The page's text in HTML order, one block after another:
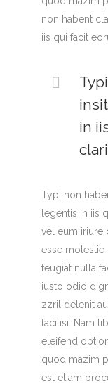
non habent
iis qui facit
in
Typi non
legentis in iis
vel eum iriure
esse
feugiat nulla
iusto odio
zzril delenit
facilisi. Nam
eleifend
quod mazim
est etiam